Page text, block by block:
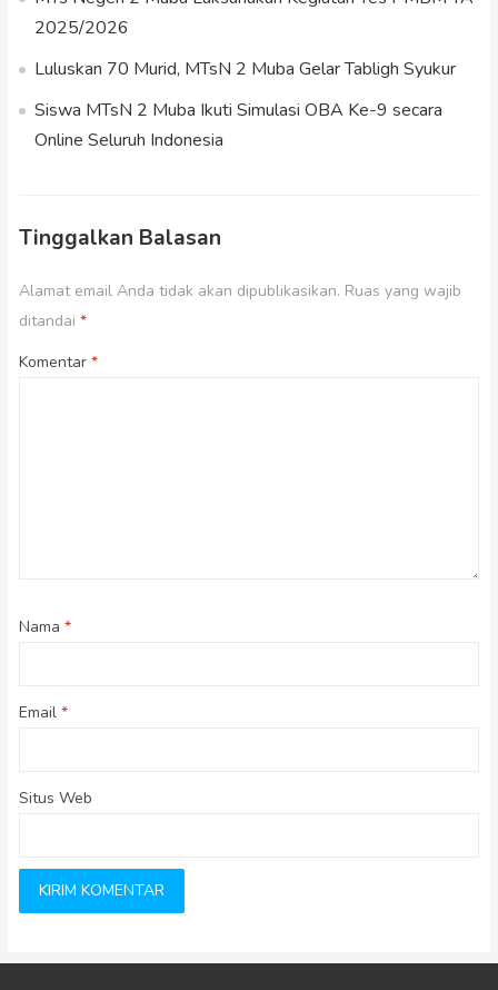
2025/2026
Luluskan 70 Murid, MTsN 2 Muba Gelar Tabligh Syukur
Siswa MTsN 2 Muba Ikuti Simulasi OBA Ke-9 secara
Online Seluruh Indonesia
Tinggalkan Balasan
Alamat email Anda tidak akan dipublikasikan. Ruas yang wajib
ditandai *
Komentar *
Nama *
Email *
Situs Web